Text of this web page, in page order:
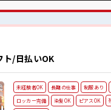
き職場♪
ト/日払いOK
未経験者OK 長期の仕事 制服あり
ロッカー完備
染髪OK ピアスOK